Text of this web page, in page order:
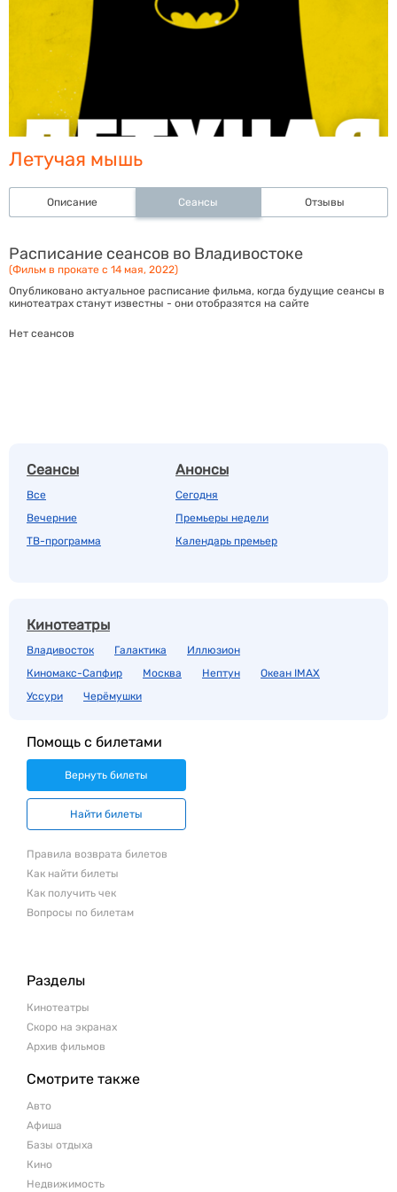
Летучая мышь
Описание Сеансы Отзывы
Расписание сеансов во Владивостоке
(Фильм в прокате с 14 мая, 2022)
Опубликовано актуальное расписание фильма, когда будущие сеансы в
кинотеатрах станут известны - они отобразятся на сайте
Нет сеансов
Сеансы
Все
Вечерние
ТВ-программа
Анонсы
Сегодня
Премьеры недели
Календарь премьер
Кинотеатры
Владивосток Галактика
Иллюзион
Киномакс-Сапфир
Москва Нептун
Океан IMAX
Уссури
Черёмушки
Помощь с билетами
Вернуть билеты
Найти билеты
Правила возврата билетов
Как найти билеты
Как получить чек
Вопросы по билетам
Разделы
Кинотеатры
Скоро на экранах
Архив фильмов
Смотрите также
Авто
Афиша
Базы отдыха
Кино
Недвижимость